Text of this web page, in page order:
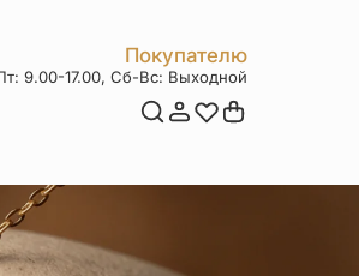
Покупателю
Статьи
Контакты
Отзывы
Акции
9.00-17.00, Сб-Вс: Выходной